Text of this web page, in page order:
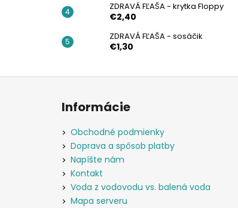
ZDRAVÁ FĽAŠA - krytka Floppy
€2,40
ZDRAVÁ FĽAŠA - sosáčik
€1,30
Informácie
Obchodné podmienky
Doprava a spôsob platby
Napíšte nám
Kontakt
Voda z vodovodu vs. balená voda
Mapa serveru